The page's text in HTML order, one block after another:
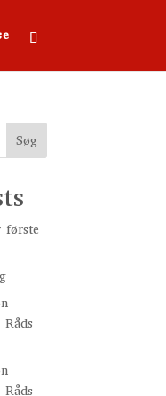
Søg
første